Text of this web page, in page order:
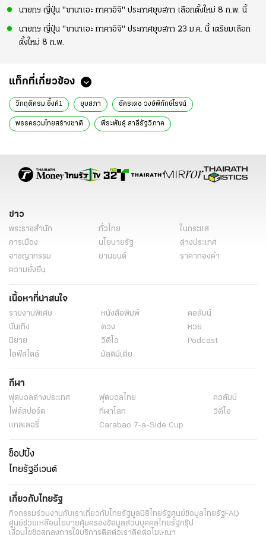
นายกฯ ญี่ปุ่น "ซานาเอะ ทาคาอิจิ" ประกาศยุบสภา เลือกตั้งใหม่ 8 ก.พ. นี้
นายกฯ ญี่ปุ่น "ซานาเอะ ทาคาอิจิ" ประกาศยุบสภา 23 ม.ค. นี้ เตรียมเลือก
ตั้งใหม่ 8 ก.พ.
แท็กที่เกี่ยวข้อง
วิกฤติครม.อิ๊งค์1 ยุบสภา อัครเดช วงษ์พิทักษ์โรจน์
พรรครวมไทยสร้างชาติ พีระพันธุ์ สาลีรัฐวิภาค
ต่อรองเก้าอี้นายกฯ แคนดิเดตนายก
ข่าวการเมือง ไทยรัฐ ข่าวด่วน
ข่าวการเมือง
ข่าว
พระราชสำนัก ทั่วไทย
ในกระแส
การเมือง
นโยบายรัฐ
ต่างประเทศ
อาชญากรรม
ยานยนต์
ราคาทองคำ
ความยั่งยืน
เนื้อหาที่น่าสนใจ
รายงานพิเศษ หนังสือพิมพ์
คอลัมน์
บันเทิง
ดวง
หวย
นิยาย
วิดีโอ
Podcast
ไลฟ์สไตล์
มัลติมีเดีย
กีฬา
ฟุตบอลต่่างประเทศ ฟุตบอลไทย
คอลัมน์
ไฟต์สปอร์ต
กีฬาโลก
วิดีโอ
แกลเลอรี่
Carabao 7-a-Side Cup
ช็อปปิ้ง
ไทยรัฐอีเวนต์
เกี่ยวกับไทยรัฐ
กิจกรรมร่วมงานกับเราเกี่ยวกับไทยรัฐมูลนิธิไทยรัฐศูนย์ข้อมูลไทยรัฐFAQ
ศูนย์ช่วยเหลือนโยบายคุ้มครองข้อมูลส่วนบุคคลไทยรัฐกรุ๊ป
เงื่อนไขข้อตกลงการใช้บริการติดต่อเราติดต่อโฆษณา